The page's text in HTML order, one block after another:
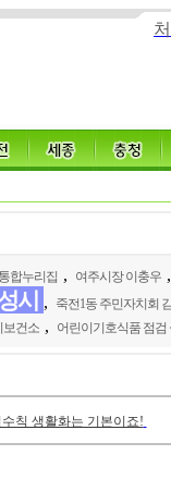
합누리집 , 여주시장 이충우
시 ,
죽전1동 주민자치회
보건소 , 어린이기호식품 점검
칙 생활화는 기본이죠!